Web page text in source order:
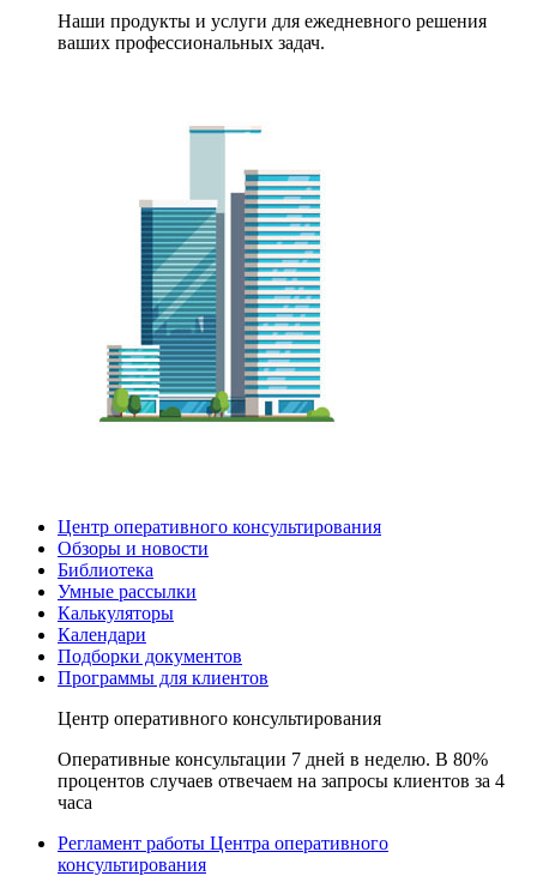
Наши продукты и услуги для ежедневного решения
ваших профессиональных задач.
Центр оперативного консультирования
Обзоры и новости
Библиотека
Умные рассылки
Калькуляторы
Календари
Подборки документов
Программы для клиентов
Центр оперативного консультирования
Оперативные консультации 7 дней в неделю. В 80%
процентов случаев отвечаем на запросы клиентов за 4
часа
Регламент работы Центра оперативного
консультирования